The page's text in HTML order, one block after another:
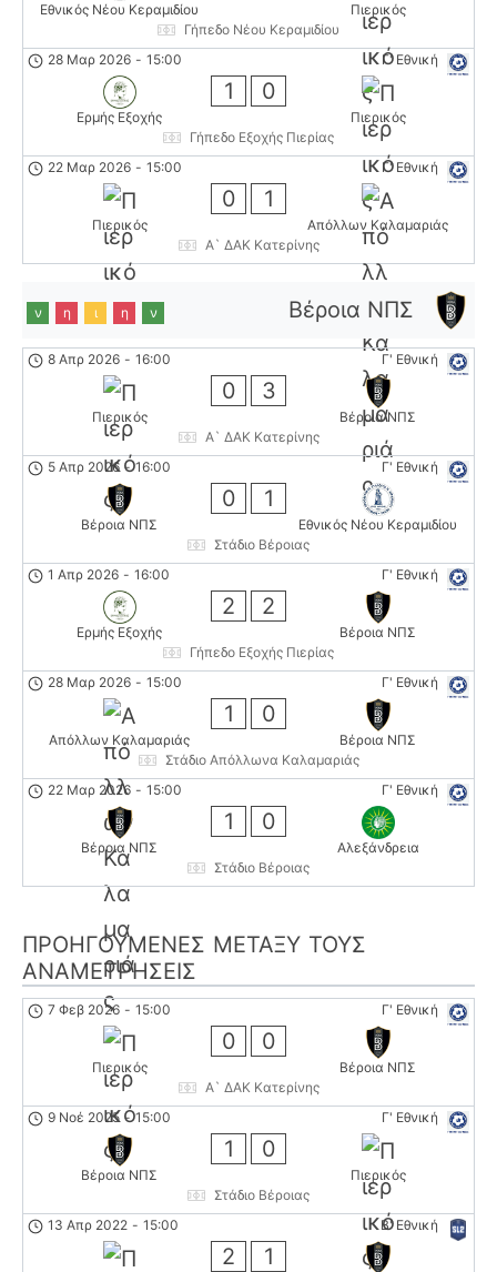
Εθνικός Νέου Κεραμιδίου
Πιερικός
Γήπεδο Νέου Κεραμιδίου
Γ' Εθνική
28 Μαρ 2026 - 15:00
Ερμής Εξοχής
1 0
Πιερικός
Γήπεδο Εξοχής Πιερίας
Γ' Εθνική
22 Μαρ 2026 - 15:00
Πιερικός
0 1
Απόλλων Καλαμαριάς
Α` ΔΑΚ Κατερίνης
Βέροια ΝΠΣ
ν η ι η ν
Γ' Εθνική
8 Απρ 2026 - 16:00
Πιερικός
0 3
Βέροια ΝΠΣ
Α` ΔΑΚ Κατερίνης
Γ' Εθνική
5 Απρ 2026 - 16:00
Βέροια ΝΠΣ
0 1
Εθνικός Νέου Κεραμιδίου
Στάδιο Βέροιας
Γ' Εθνική
1 Απρ 2026 - 16:00
Ερμής Εξοχής
2 2
Βέροια ΝΠΣ
Γήπεδο Εξοχής Πιερίας
Γ' Εθνική
28 Μαρ 2026 - 15:00
Απόλλων Καλαμαριάς
1 0
Βέροια ΝΠΣ
Στάδιο Απόλλωνα Καλαμαριάς
Γ' Εθνική
22 Μαρ 2026 - 15:00
Βέροια ΝΠΣ
1 0
Αλεξάνδρεια
Στάδιο Βέροιας
ΠΡΟΗΓΟΎΜΕΝΕΣ ΜΕΤΑΞΎ ΤΟΥΣ
ΑΝΑΜΕΤΡΉΣΕΙΣ
Γ' Εθνική
7 Φεβ 2026 - 15:00
Πιερικός
0 0
Βέροια ΝΠΣ
Α` ΔΑΚ Κατερίνης
Γ' Εθνική
9 Νοέ 2025 - 15:00
Βέροια ΝΠΣ
1 0
Πιερικός
Στάδιο Βέροιας
Β' Εθνική
13 Απρ 2022 - 15:00
2 1